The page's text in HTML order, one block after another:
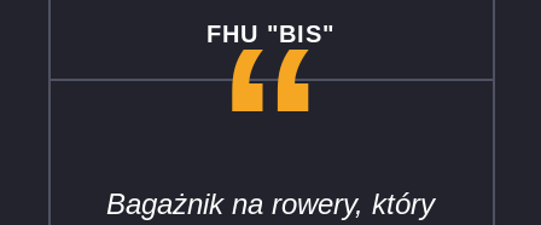
FHU "BIS"
“
Bagażnik na rowery, który